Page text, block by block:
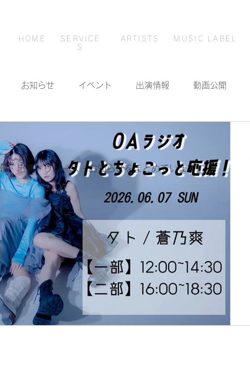
HOME
SERVICE
S
ARTISTS MUSIC LABEL
お知らせ イベント 出演情報 動画公開
・出演・リリース・お知らせをまとめています。